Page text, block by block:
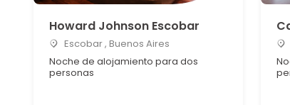
Howard Johnson Escobar
Escobar , Buenos Aires
Noche de alojamiento para dos
personas